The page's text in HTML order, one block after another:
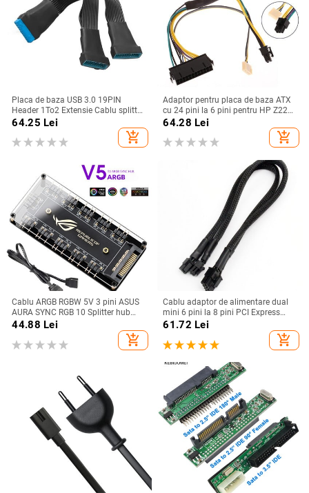
Placa de baza USB 3.0 19PIN
Header 1To2 Extensie Cablu splitter
19Pin 20Pin Extensie internă
Header Cablu adaptor 15Cm
64.25 Lei
add_shopping_cart
Adaptor pentru placa de baza ATX
cu 24 pini la 6 pini pentru HP Z220
Z230 SFF MT TWR seria 4000 6005
8300 ProDesk 600 G1 EliteDesk 800
64.28 Lei
add_shopping_cart
Cablu ARGB RGBW 5V 3 pini ASUS
AURA SYNC RGB 10 Splitter hub
SATA Adaptor cablu prelungitor de
alimentare LED bandă lumină PC
RGB ventilator Cooler
44.88 Lei
add_shopping_cart
Cablu adaptor de alimentare dual
mini 6 pini la 8 pini PCI Express
pentru placa video pentru Mac Pro
Tower/Power Mac G5 15-inch
61.72 Lei
add_shopping_cart